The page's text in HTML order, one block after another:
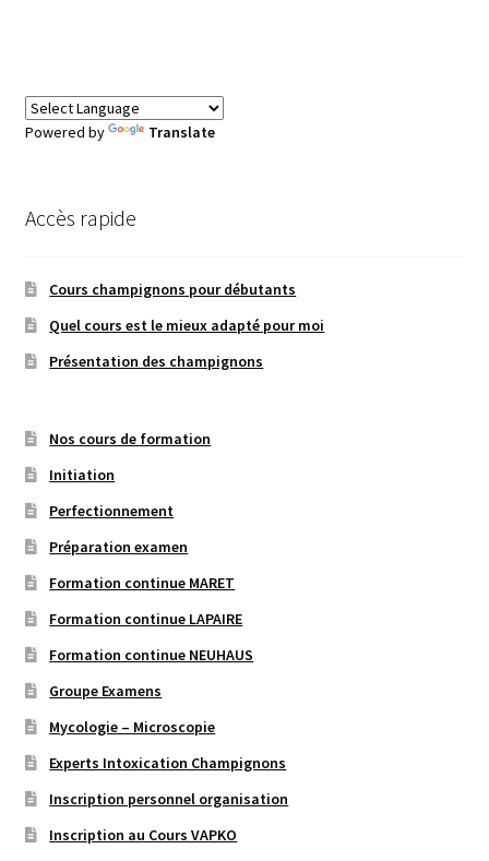
Powered by Translate
Accès rapide
Cours champignons pour débutants
Quel cours est le mieux adapté pour moi
Présentation des champignons
Nos cours de formation
Initiation
Perfectionnement
Préparation examen
Formation continue MARET
Formation continue LAPAIRE
Formation continue NEUHAUS
Groupe Examens
Mycologie – Microscopie
Experts Intoxication Champignons
Inscription personnel organisation
Inscription au Cours VAPKO